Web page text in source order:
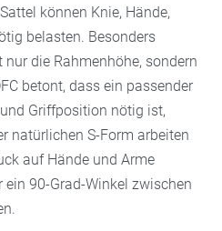
können Knie, Hände,
belasten. Besonders
die Rahmenhöhe, sondern
betont, dass ein passender
Griffposition nötig ist,
natürlichen S-Form arbeiten
auf Hände und Arme
90-Grad-Winkel zwischen